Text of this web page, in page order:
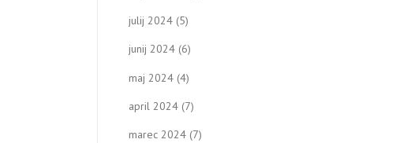
julij 2024 (5)
junij 2024 (6)
maj 2024 (4)
april 2024 (7)
marec 2024 (7)